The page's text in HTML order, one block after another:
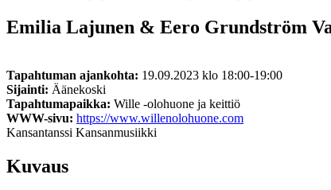
Emilia Lajunen & Eero Grundström
Tapahtuman ajankohta: 19.09.2023 klo 18:00-19:00
Sijainti: Äänekoski
Tapahtumapaikka: Wille -olohuone ja keittiö
WWW-sivu: https://www.willenolohuone.com
Kansantanssi Kansanmusiikki
Kuvaus